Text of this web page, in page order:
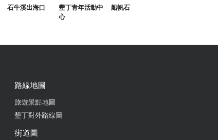
石牛溪出海口
墾丁青年活動中
心
船帆石
路線地圖
旅遊景點地圖
墾丁對外路線圖
街道圖